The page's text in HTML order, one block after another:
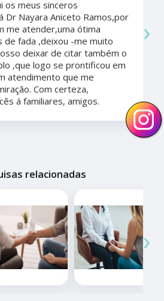
os meus sinceros
Dr Nayara Aniceto Ramos,por
me atender,uma ótima
de fada ,deixou -me muito
deixar de citar também o
,que logo se prontificou em
atendimento que me
Com certeza,
á familiares, amigos.
›
relacionadas
›